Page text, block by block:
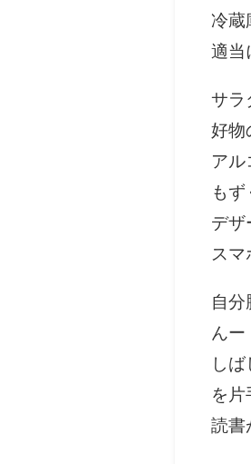
冷蔵
適当
サラ
好物
アル
も
デザ
ス
自分
んー
し
を片
読書